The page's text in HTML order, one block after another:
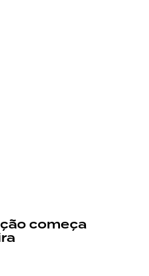
começa